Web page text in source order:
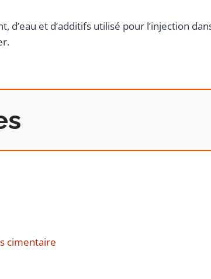
et d’additifs utilisé pour l’injection
cimentaire